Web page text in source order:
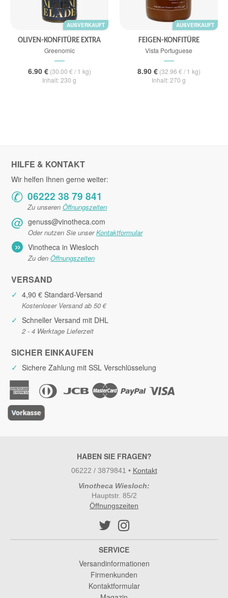
AUSVERKAUFT
OLIVEN-KONFITÜRE EXTRA
Greenomic
6.90 €(30.00 € / 1 kg)
Inhalt: 230 g
AUSVERKAUFT
FEIGEN-KONFITÜRE
Vista Portuguese
8.90 €(32.96 € / 1 kg)
Inhalt: 270 g
HILFE & KONTAKT
Wir helfen Ihnen gerne weiter:
✆ 06222 38 79 841
Zu unseren Öffnungszeiten
@ genuss@vinotheca.com
Oder nutzen Sie unserKontaktformular
» Vinotheca in Wiesloch
Zu den Öffnungszeiten
VERSAND
✓ 4,90 € Standard-Versand
Kostenloser Versand ab 50 €
✓ Schneller Versand mit DHL
2 - 4 Werktage Lieferzeit
SICHER EINKAUFEN
✓ Sichere Zahlung mit SSL Verschlüsselung
HABEN SIE FRAGEN?
06222 / 3879841 • Kontakt
Vinotheca Wiesloch:
Hauptstr. 85/2
Öffnungszeiten
SERVICE
Versandinformationen
Firmenkunden
Kontaktformular